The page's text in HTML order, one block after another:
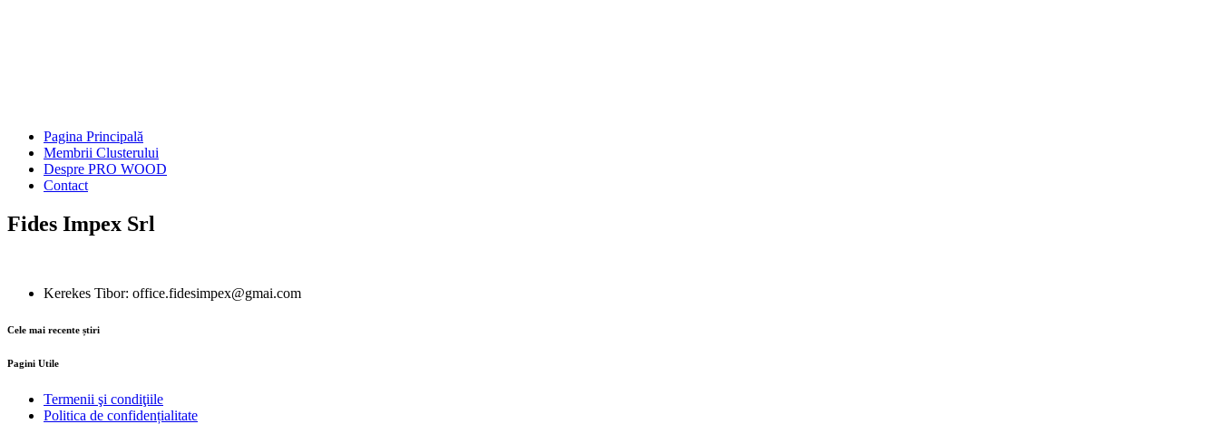
Pagina Principală
Membrii Clusterului
Despre PRO WOOD
Contact
Fides Impex Srl
Kerekes Tibor: office.fidesimpex@gmai.com
Cele mai recente știri
Pagini Utile
Termenii şi condiţiile
Politica de confidențialitate